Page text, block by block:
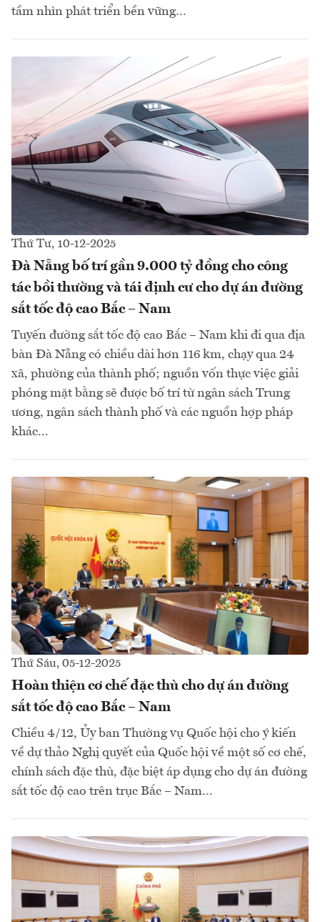
tầm nhìn phát triển bền vững…
Thứ Tư, 10-12-2025
Đà Nẵng bố trí gần 9.000 tỷ đồng cho công
tác bồi thường và tái định cư cho dự án đường
sắt tốc độ cao Bắc – Nam
Tuyến đường sắt tốc độ cao Bắc – Nam khi đi qua địa
bàn Đà Nẵng có chiều dài hơn 116 km, chạy qua 24
xã, phường của thành phố; nguồn vốn thực việc giải
phóng mặt bằng sẽ được bố trí từ ngân sách Trung
ương, ngân sách thành phố và các nguồn hợp pháp
khác...
Thứ Sáu, 05-12-2025
Hoàn thiện cơ chế đặc thù cho dự án đường
sắt tốc độ cao Bắc – Nam
Chiều 4/12, Ủy ban Thường vụ Quốc hội cho ý kiến
về dự thảo Nghị quyết của Quốc hội về một số cơ chế,
chính sách đặc thù, đặc biệt áp dụng cho dự án đường
sắt tốc độ cao trên trục Bắc – Nam…